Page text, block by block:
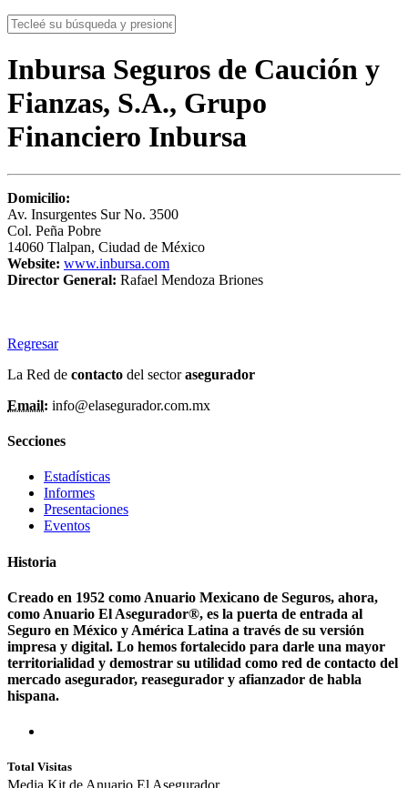
Inbursa Seguros de Caución y
Fianzas, S.A., Grupo
Financiero Inbursa
Domicilio:
Av. Insurgentes Sur No. 3500
Col. Peña Pobre
14060 Tlalpan, Ciudad de México
Website: www.inbursa.com
Director General: Rafael Mendoza Briones
Regresar
La Red de contacto del sectorasegurador
Email: info@elasegurador.com.mx
Secciones
Estadísticas
Informes
Presentaciones
Eventos
Historia
Creado en 1952 como Anuario Mexicano de Seguros, ahora,
como Anuario El Asegurador®, es la puerta de entrada al
Seguro en México y América Latina a través de su versión
impresa y digital. Lo hemos fortalecido para darle una mayor
territorialidad y demostrar su utilidad como red de contacto del
mercado asegurador, reasegurador y afianzador de habla
hispana.
Total Visitas
Media Kit de Anuario El Asegurador